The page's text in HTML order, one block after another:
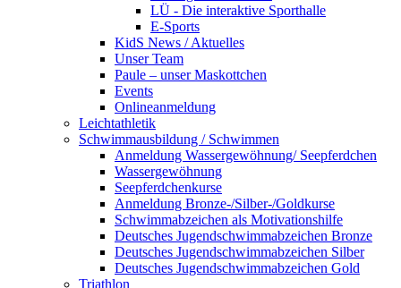
LÜ - Die interaktive Sporthalle
E-Sports
KidS News / Aktuelles
Unser Team
Paule – unser Maskottchen
Events
Onlineanmeldung
Leichtathletik
Schwimmausbildung / Schwimmen
Anmeldung Wassergewöhnung/ Seepferdchen
Wassergewöhnung
Seepferdchenkurse
Anmeldung Bronze-/Silber-/Goldkurse
Schwimmabzeichen als Motivationshilfe
Deutsches Jugendschwimmabzeichen Bronze
Deutsches Jugendschwimmabzeichen Silber
Deutsches Jugendschwimmabzeichen Gold
Triathlon